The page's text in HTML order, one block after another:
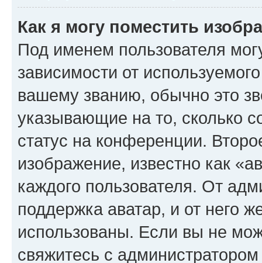
Как я могу поместить
Под именем пользователя
зависимости от
вашему званию, обычно это
указывающие на то, сколько
статус на конференции.
изображение, известно как
каждого пользователя. От
поддержка аватар, и от него
использованы. Если вы не
свяжитесь с